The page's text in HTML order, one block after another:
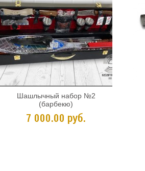
Шашлычный набор №2
(барбекю)
7 000.00 руб.